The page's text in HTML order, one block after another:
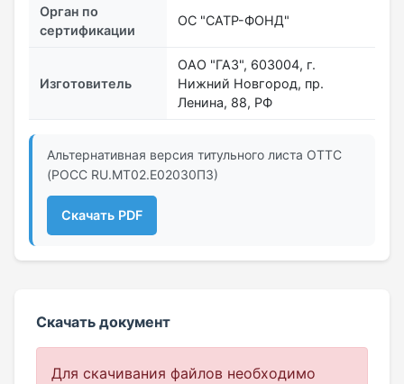
Орган по
сертификации
ОС "САТР-ФОНД"
Изготовитель
ОАО "ГАЗ", 603004, г.
Нижний Новгород, пр.
Ленина, 88, РФ
Альтернативная версия титульного листа ОТТС
(РОСС RU.МТ02.E02030П3)
Скачать PDF
Скачать документ
Для скачивания файлов необходимо